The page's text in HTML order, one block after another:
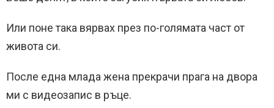
Или поне така вярвах през по-голямата част от
живота си.
После една млада жена прекрачи прага на двора
ми с видеозапис в ръце.